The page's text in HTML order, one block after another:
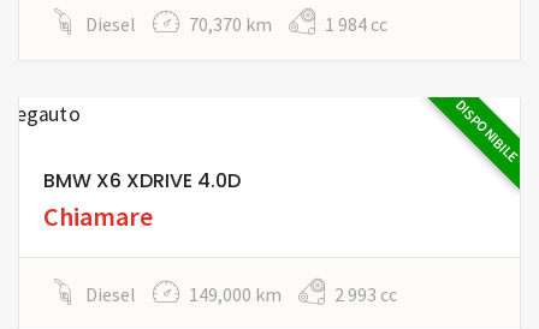
Diesel 70,370 km 1 984 cc
DISPONIBILE
BMW X6 XDRIVE 4.0D
Chiamare
Diesel 149,000 km 2 993 cc